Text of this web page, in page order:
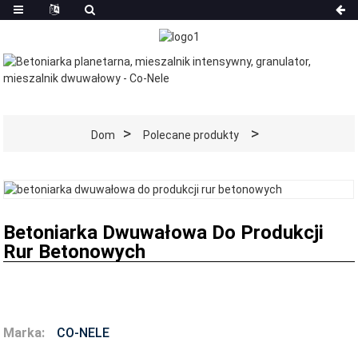
Dom Polecane produkty
Betoniarka Dwuwałowa Do Produkcji
Rur Betonowych
Marka:
CO-NELE